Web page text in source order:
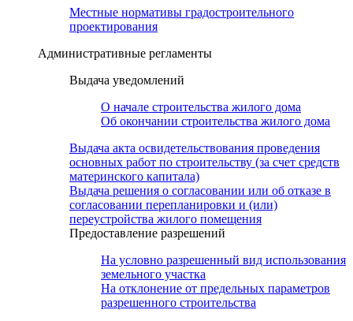
Местные нормативы градостроительного
проектирования
Административные регламенты
Выдача уведомлений
О начале строительства жилого дома
Об окончании строительства жилого дома
Выдача акта освидетельствования проведения
основных работ по строительству (за счет средств
материнского капитала)
Выдача решения о согласовании или об отказе в
согласовании перепланировки и (или)
переустройства жилого помещения
Предоставление разрешений
На условно разрешенный вид использования
земельного участка
На отклонение от предельных параметров
разрешенного строительства